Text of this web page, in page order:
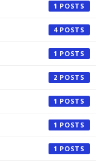
1
4
1
2
1
1
1